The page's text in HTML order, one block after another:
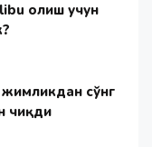
олиш учун
сўнг
чиқди